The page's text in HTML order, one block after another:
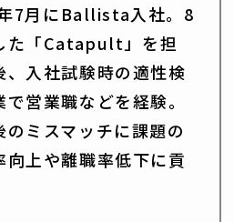
7月にBallista入社。8
た「Catapult」を担
、入社試験時の適性検
営業職などを経験。
ミスマッチに課題の
向上や離職率低下に貢